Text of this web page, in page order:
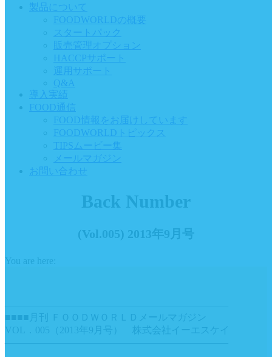
製品について
FOODWORLDの概要
スタートパック
販売管理オプション
HACCPサポート
運用サポート
Q&A
導入実績
FOOD通信
FOOD情報をお届けしています
FOODWORLDトピックス
TIPSムービー集
メールマガジン
お問い合わせ
Back Number
(Vol.005) 2013年9月号
You are here:
■■■■月刊 ＦＯＯＤＷＯＲＬＤメールマガジン
VOL．005（2013年9月号） 株式会社イーエスケイ